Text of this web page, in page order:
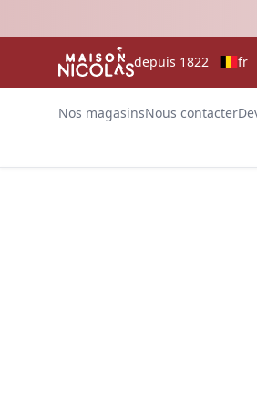
depuis 1822 fr
Nos magasinsNous contacter